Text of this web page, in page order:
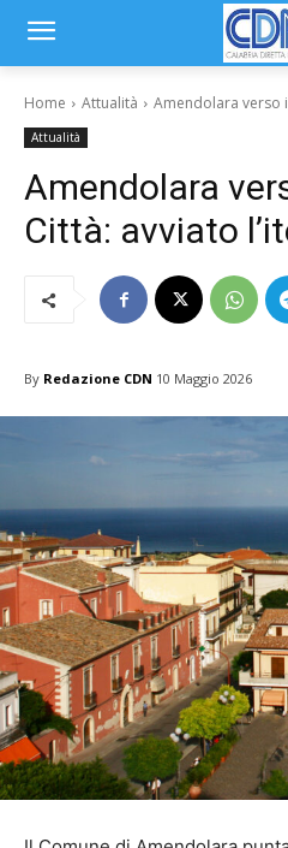
Home Attualità Amendolara verso
Attualità
Amendolara
Città: avviato
By Redazione CDN 10 Maggio 2026